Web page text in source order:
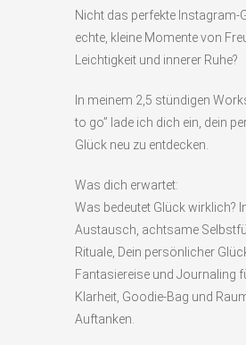
Nicht das perfekte Instagram-
echte, kleine Momente von
Leichtigkeit und innerer Ruhe?
In meinem 2,5 stündigen
to go” lade ich dich ein, dein
Glück neu zu entdecken.
Was dich erwartet:
Was bedeutet Glück wirklich?
Austausch, achtsame
Rituale, Dein persönlicher
Fantasiereise und Journaling
Klarheit, Goodie-Bag und
Auftanken.